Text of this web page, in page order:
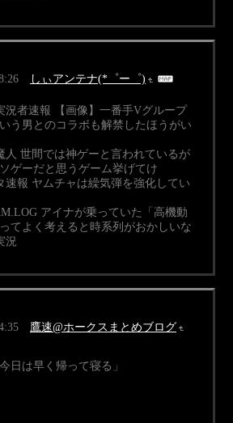
しぃアンテナ(*゜ー゜)
況者速報 【画像】一番手Vグループ
う男とのコラボも解禁したほうがい
人 世間では神ゲーと言われているが
ゲーだと思うゲーム挙げてけ
速報 ヤムチャは繰気弾を強化してい
アイナが乗っていた「高機動
てよく考えると時系列がおかしいな
況
鷹速@ホークスまとめブログ
日は早く帰って寝る」